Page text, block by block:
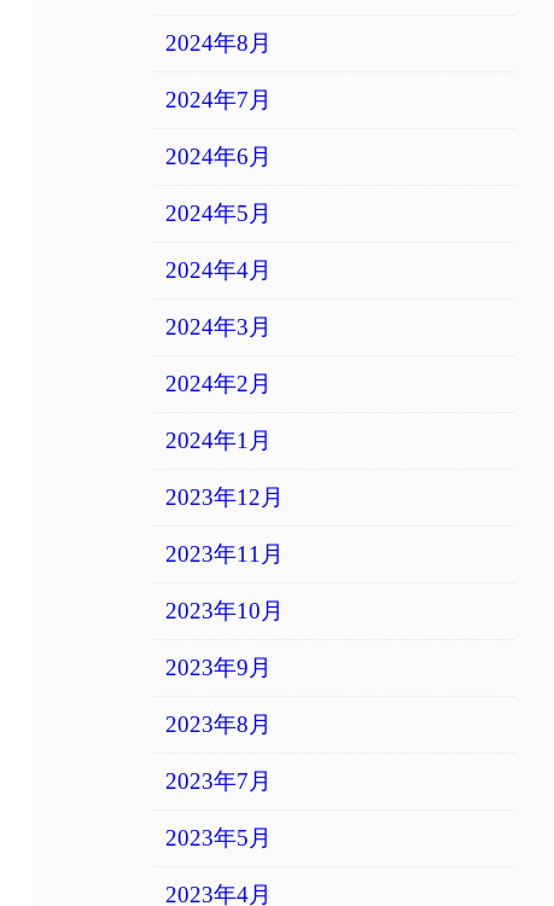
2024年8月
2024年7月
2024年6月
2024年5月
2024年4月
2024年3月
2024年2月
2024年1月
2023年12月
2023年11月
2023年10月
2023年9月
2023年8月
2023年7月
2023年5月
2023年4月